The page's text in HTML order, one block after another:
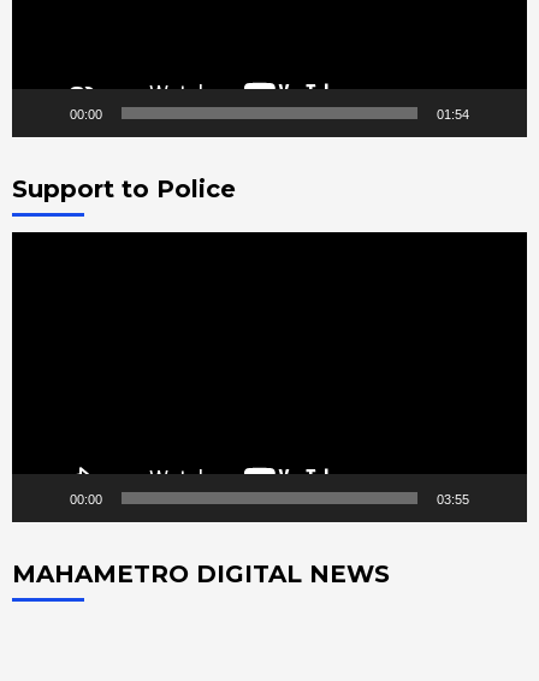
00:00 01:54
Support to Police
00:00 03:55
MAHAMETRO DIGITAL NEWS